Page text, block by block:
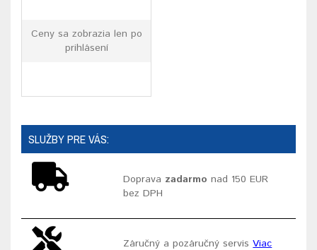
Ceny sa zobrazia len po
prihlásení
SLUŽBY PRE VÁS:
Doprava zadarmo nad 150 EUR
bez DPH
Záručný a pozáručný servisViac